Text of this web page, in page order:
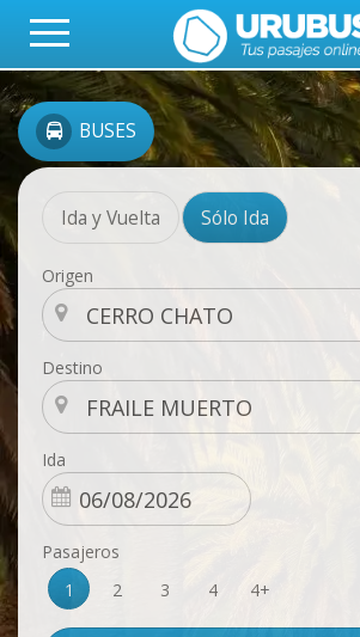
BUSES
Ida y Vuelta Sólo Ida
Origen
Destino
Ida
Pasajeros
1
2 3 4 4+